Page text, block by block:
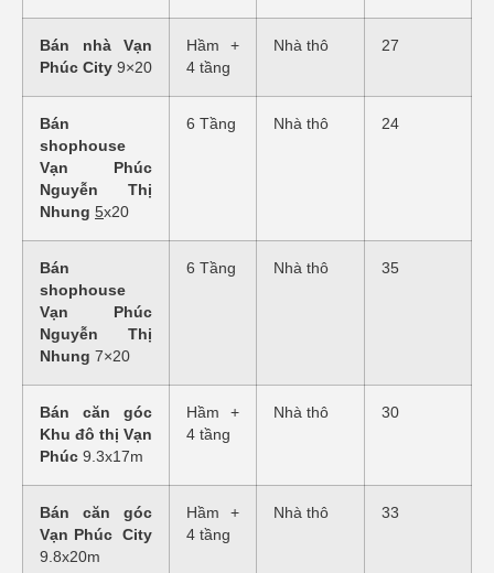
Bán nhà Vạn
Phúc City 9×20
Hầm +
4 tầng
Nhà thô 27
Bán
shophouse
Vạn Phúc
Nguyễn Thị
Nhung 5x20
6 Tầng Nhà thô 24
Bán
shophouse
Vạn Phúc
Nguyễn Thị
Nhung 7×20
6 Tầng Nhà thô 35
Bán căn góc
Khu đô thị Vạn
Phúc 9.3x17m
Hầm +
4 tầng
Nhà thô 30
Bán căn góc
Vạn Phúc City
9.8x20m
Hầm +
4 tầng
Nhà thô 33